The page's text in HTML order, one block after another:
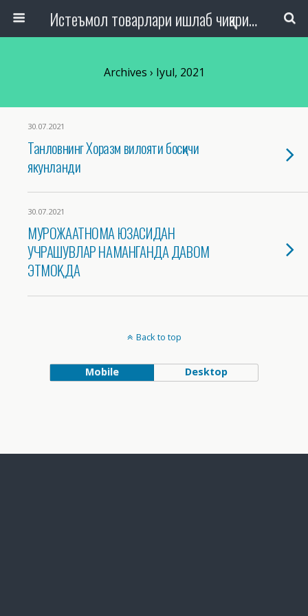
Истеъмол товарлари ишлаб чиқариш, савдо ва хизмат кўрсатиш ташкилотлари ходимлари касаба уюшмаси Республика кенгаши
Archives › Iyul, 2021
30.07.2021
Танловнинг Хоразм вилояти босқичи
якунланди
30.07.2021
МУРОЖААТНОМА ЮЗАСИДАН
УЧРАШУВЛАР НАМАНГАНДА ДАВОМ
ЭТМОҚДА
Back to top
Mobile Desktop